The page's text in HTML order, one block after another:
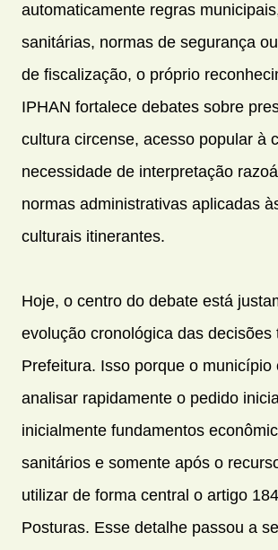
automaticamente regras
sanitárias, normas de segurança
de fiscalização, o próprio
IPHAN fortalece debates sobre
cultura circense, acesso popular à
necessidade de interpretação
normas administrativas aplicadas
culturais itinerantes.
Hoje, o centro do debate está
evolução cronológica das decisões
Prefeitura. Isso porque o município
analisar rapidamente o pedido
inicialmente fundamentos
sanitários e somente após o
utilizar de forma central o artigo
Posturas. Esse detalhe passou a